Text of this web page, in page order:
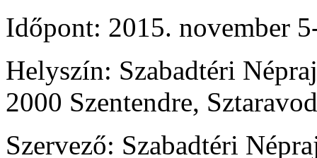
Időpont: 2015. november
Helyszín: Szabadtéri
2000 Szentendre,
Szervező: Szabadtéri